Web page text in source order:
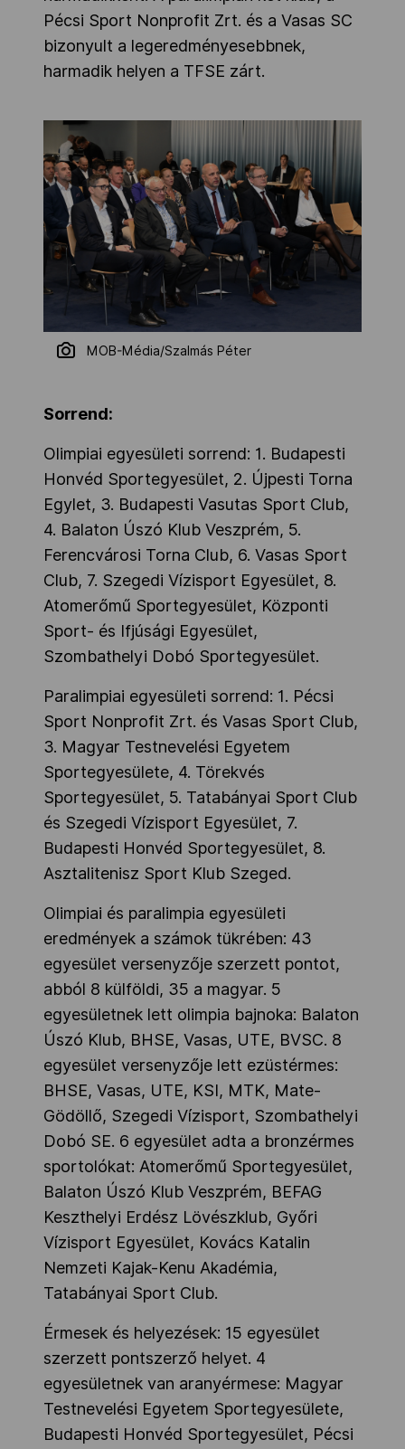
Pécsi Sport Nonprofit Zrt. és a Vasas SC
bizonyult a legeredményesebbnek,
harmadik helyen a TFSE zárt.
MOB-Média/Szalmás Péter
Sorrend:
Olimpiai egyesületi sorrend: 1. Budapesti
Honvéd Sportegyesület, 2. Újpesti Torna
Egylet, 3. Budapesti Vasutas Sport Club,
4. Balaton Úszó Klub Veszprém, 5.
Ferencvárosi Torna Club, 6. Vasas Sport
Club, 7. Szegedi Vízisport Egyesület, 8.
Atomerőmű Sportegyesület, Központi
Sport- és Ifjúsági Egyesület,
Szombathelyi Dobó Sportegyesület.
Paralimpiai egyesületi sorrend: 1. Pécsi
Sport Nonprofit Zrt. és Vasas Sport Club,
3. Magyar Testnevelési Egyetem
Sportegyesülete, 4. Törekvés
Sportegyesület, 5. Tatabányai Sport Club
és Szegedi Vízisport Egyesület, 7.
Budapesti Honvéd Sportegyesület, 8.
Asztalitenisz Sport Klub Szeged.
Olimpiai és paralimpia egyesületi
eredmények a számok tükrében: 43
egyesület versenyzője szerzett pontot,
abból 8 külföldi, 35 a magyar. 5
egyesületnek lett olimpia bajnoka: Balaton
Úszó Klub, BHSE, Vasas, UTE, BVSC. 8
egyesület versenyzője lett ezüstérmes:
BHSE, Vasas, UTE, KSI, MTK, Mate-
Gödöllő, Szegedi Vízisport, Szombathelyi
Dobó SE. 6 egyesület adta a bronzérmes
sportolókat: Atomerőmű Sportegyesület,
Balaton Úszó Klub Veszprém, BEFAG
Keszthelyi Erdész Lövészklub, Győri
Vízisport Egyesület, Kovács Katalin
Nemzeti Kajak-Kenu Akadémia,
Tatabányai Sport Club.
Érmesek és helyezések: 15 egyesület
szerzett pontszerző helyet. 4
egyesületnek van aranyérmese: Magyar
Testnevelési Egyetem Sportegyesülete,
Budapesti Honvéd Sportegyesület, Pécsi